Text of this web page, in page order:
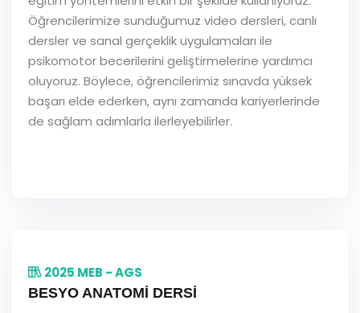
Öğrencilerimize sunduğumuz video dersleri, canlı
dersler ve sanal gerçeklik uygulamaları ile
psikomotor becerilerini geliştirmelerine yardımcı
oluyoruz. Böylece, öğrencilerimiz sınavda yüksek
başarı elde ederken, aynı zamanda kariyerlerinde
de sağlam adımlarla ilerleyebilirler.
2025 MEB - AGS
BESYO ANATOMİ DERSİ